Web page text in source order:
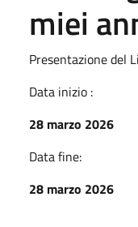
miei
Presentazione del
Data inizio :
28 marzo 2026
Data fine:
28 marzo 2026